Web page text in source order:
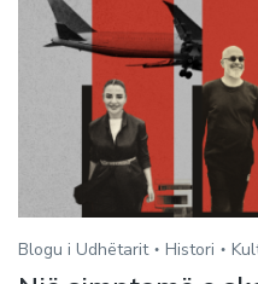
Blogu i Udhëtarit Histori